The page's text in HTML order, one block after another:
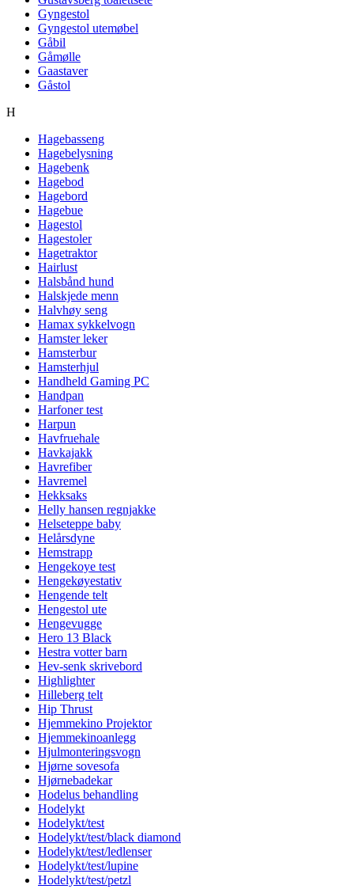
Gyngestol
Gyngestol utemøbel
Gåbil
Gåmølle
Gaastaver
Gåstol
H
Hagebasseng
Hagebelysning
Hagebenk
Hagebod
Hagebord
Hagebue
Hagestol
Hagestoler
Hagetraktor
Hairlust
Halsbånd hund
Halskjede menn
Halvhøy seng
Hamax sykkelvogn
Hamster leker
Hamsterbur
Hamsterhjul
Handheld Gaming PC
Handpan
Harfoner test
Harpun
Havfruehale
Havkajakk
Havrefiber
Havremel
Hekksaks
Helly hansen regnjakke
Helseteppe baby
Helårsdyne
Hemstrapp
Hengekoye test
Hengekøyestativ
Hengende telt
Hengestol ute
Hengevugge
Hero 13 Black
Hestra votter barn
Hev-senk skrivebord
Highlighter
Hilleberg telt
Hip Thrust
Hjemmekino Projektor
Hjemmekinoanlegg
Hjulmonteringsvogn
Hjørne sovesofa
Hjørnebadekar
Hodelus behandling
Hodelykt
Hodelykt/test
Hodelykt/test/black diamond
Hodelykt/test/ledlenser
Hodelykt/test/lupine
Hodelykt/test/petzl